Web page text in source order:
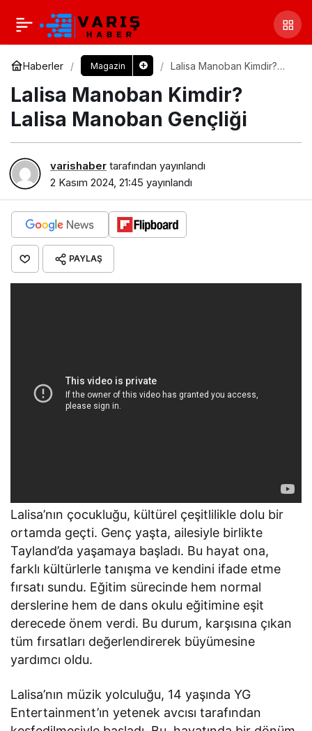
Haberler Magazin
Lalisa Manoban Kimdir?
Lalisa Manoban Kimdir?
Lalisa Manoban Gençliği
varishaber tarafından yayınlandı
2 Kasım 2024, 21:45 yayınlandı
PAYLAŞ
Lalisa’nın çocukluğu, kültürel çeşitlilikle dolu bir
ortamda geçti. Genç yaşta, ailesiyle birlikte
Tayland’da yaşamaya başladı. Bu hayat ona,
farklı kültürlerle tanışma ve kendini ifade etme
fırsatı sundu. Eğitim sürecinde hem normal
derslerine hem de dans okulu eğitimine eşit
derecede önem verdi. Bu durum, karşısına çıkan
tüm fırsatları değerlendirerek büyümesine
yardımcı oldu.
Lalisa’nın müzik yolculuğu, 14 yaşında YG
Entertainment’ın yetenek avcısı tarafından